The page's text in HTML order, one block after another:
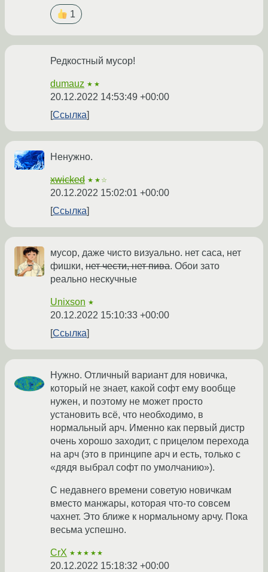
1
Редкостный мусор!
dumauz ★★
20.12.2022 14:53:49 +00:00
Ссылка
Ненужно.
xwicked ★★☆
20.12.2022 15:02:01 +00:00
Ссылка
мусор, даже чисто визуально. нет саса, нет
фишки, нет чести, нет пива. Обои зато
реально нескучные
Unixson ★
20.12.2022 15:10:33 +00:00
Ссылка
Нужно. Отличный вариант для новичка,
который не знает, какой софт ему вообще
нужен, и поэтому не может просто
установить всё, что необходимо, в
нормальный арч. Именно как первый дистр
очень хорошо заходит, с прицелом перехода
на арч (это в принципе арч и есть, только с
«дядя выбрал софт по умолчанию»).
С недавнего времени советую новичкам
вместо манжары, которая что-то совсем
чахнет. Это ближе к нормальному арчу. Пока
весьма успешно.
CrX ★★★★★
20.12.2022 15:18:32 +00:00